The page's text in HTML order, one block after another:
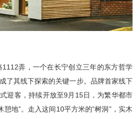
弄，一个在长宁创立三年的东方哲学
了其线下探索的关键一步。品牌首家线下
迎客，持续开放至9月15日，为繁华都市
憩地”。走入这间10平方米的“树洞”，实木